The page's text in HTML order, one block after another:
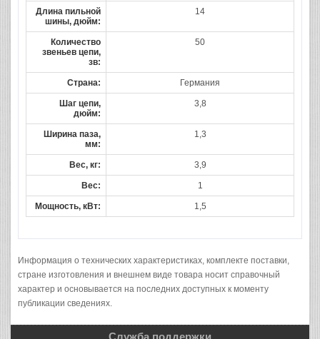
Длина пильной
шины, дюйм:
14
Количество
звеньев цепи,
зв:
50
Страна: Германия
Шаг цепи,
дюйм:
3,8
Ширина паза,
мм:
1,3
Вес, кг: 3,9
Вес: 1
Мощность, кВт: 1,5
Информация о технических характеристиках, комплекте поставки,
стране изготовления и внешнем виде товара носит справочный
характер и основывается на последних доступных к моменту
публикации сведениях.
Служба поддержки